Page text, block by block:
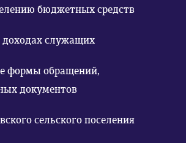
бюджетных средств
служащих
формы обращений,
документов
сельского поселения